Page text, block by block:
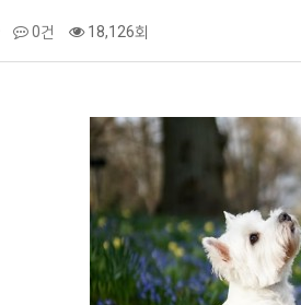
0건 18,126회